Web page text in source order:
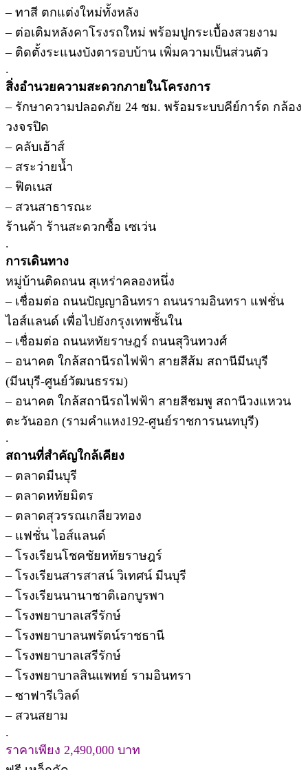
– ทาสี ตกแต่งใหม่ทั้งหลัง
– ต่อเติมหลังคาโรงรถใหม่ พร้อมปูกระเบื้องสวยงาม
– ติดตั้งระแนงบังตารอบบ้าน เพิ่มความเป็นส่วนตัว
.
สิ่งอำนวยความสะดวกภายในโครงการ
– รักษาความปลอดภัย 24 ชม. พร้อมระบบคีย์การ์ด กล้อง
วงจรปิด
– คลับเฮ้าส์
– สระว่ายน้ำ
– ฟิตเนส
– สวนสาธารณะ
ร้านค้า ร้านสะดวกซื้อ เซเว่น
.
การเดินทาง
หมู่บ้านติดถนน สุเหร่าคลองหนึ่ง
– เชื่อมต่อ ถนนปัญญาอินทรา ถนนรามอินทรา แฟชั่น
ไอส์แลนด์ เพื่อไปยังกรุงเทพชั้นใน
– เชื่อมต่อ ถนนหทัยราษฎร์ ถนนสุวินทวงศ์
– อนาคต ใกล้สถานีรถไฟฟ้า สายสีส้ม สถานีมีนบุรี
(มีนบุรี-ศูนย์วัฒนธรรม)
– อนาคต ใกล้สถานีรถไฟฟ้า สายสีชมพู สถานีวงแหวน
ตะวันออก (รามคำแหง192-ศูนย์ราชการนนทบุรี)
.
สถานที่สำคัญใกล้เคียง
– ตลาดมีนบุรี
– ตลาดหทัยมิตร
– ตลาดสุวรรณเกลียวทอง
– แฟชั่น ไอส์แลนด์
– โรงเรียนโชคชัยหทัยราษฎร์
– โรงเรียนสารสาสน์ วิเทศน์ มีนบุรี
– โรงเรียนนานาชาติเอกบูรพา
– โรงพยาบาลเสรีรักษ์
– โรงพยาบาลนพรัตน์ราชธานี
– โรงพยาบาลเสรีรักษ์
– โรงพยาบาลสินแพทย์ รามอินทรา
– ซาฟารีเวิลด์
– สวนสยาม
.
ราคาเพียง 2,490,000 บาท